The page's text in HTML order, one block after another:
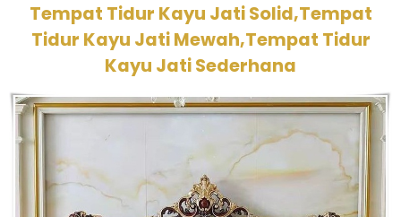
Tempat Tidur Kayu Jati Solid,Tempat
Tidur Kayu Jati Mewah,Tempat Tidur
Kayu Jati Sederhana